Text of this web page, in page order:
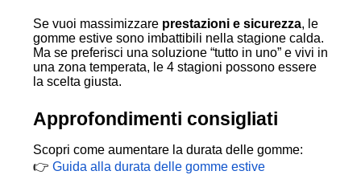
Se vuoi massimizzare prestazioni e sicurezza, le
gomme estive sono imbattibili nella stagione calda.
Ma se preferisci una soluzione “tutto in uno” e vivi in
una zona temperata, le 4 stagioni possono essere
la scelta giusta.
Approfondimenti consigliati
Scopri come aumentare la durata delle gomme:
👉 Guida alla durata delle gomme estive